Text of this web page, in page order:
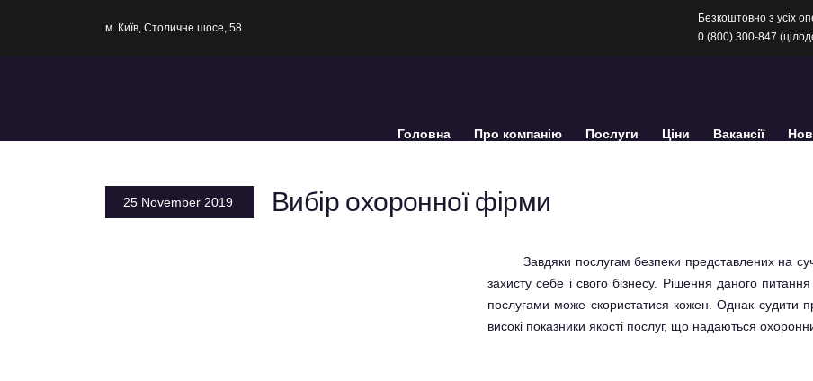
м. Київ, Столичне шосе, 58
Безкоштовно з усіх
0 (800) 300-847
Головна Про компанію Послуги Ціни Вакансії
25 November 2019 Вибір охоронної фірми
Завдяки послугам безпеки представлених на
захисту себе і свого бізнесу. Рішення даного
послугами може скористатися кожен. Однак судити
високі показники якості послуг, що надаються